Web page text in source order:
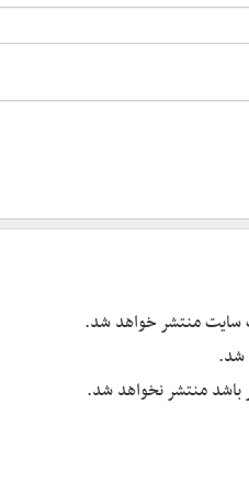
سایت منتشر خواهد شد.
شد.
باشد منتشر نخواهد شد.